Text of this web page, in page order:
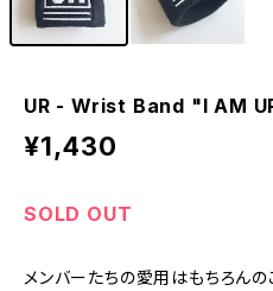
UR - Wrist Band "I AM
¥1,430
SOLD OUT
メンバーたちの愛用はもちろん